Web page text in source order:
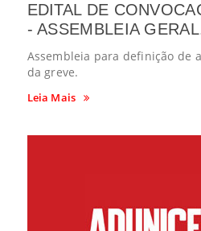
EDITAL DE
- ASSEMBLEIA
Assembleia para definição de
da greve.
Leia Mais